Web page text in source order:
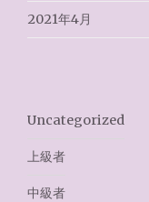
2021年4月
Uncategorized
上級者
中級者